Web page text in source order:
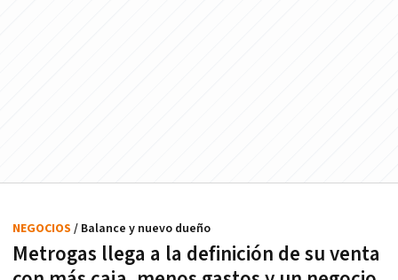
Metrogas llega a la definición de su venta
NEGOCIOS / Balance y nuevo dueño